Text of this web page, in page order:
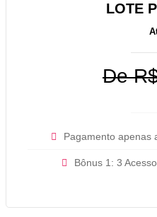
LOTE
De
Pagamento apenas
Bônus 1: 3